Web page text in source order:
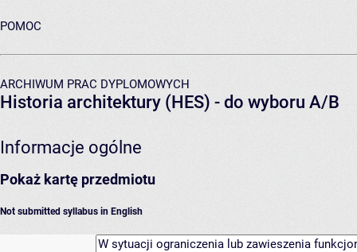
POMOC
ARCHIWUM PRAC DYPLOMOWYCH
Historia architektury (HES) - do wyboru A/B
Informacje ogólne
Pokaż kartę przedmiotu
Not submitted syllabus in English